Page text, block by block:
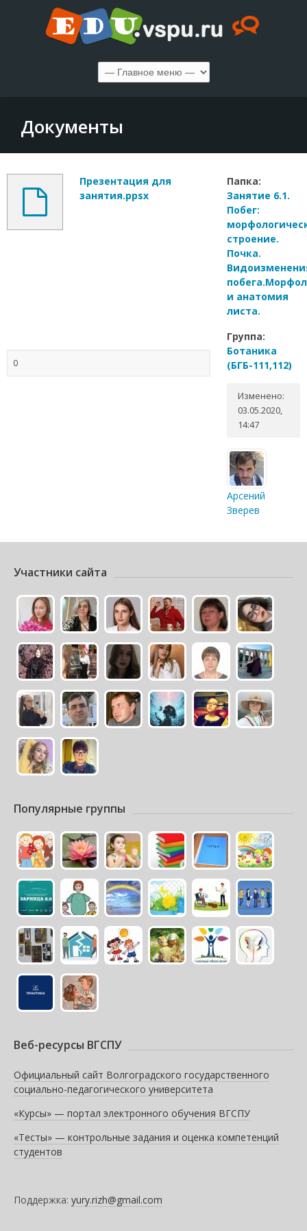
Документы
Презентация для
занятия.ppsx
0
Папка:
Занятие 6.1.
Побег:
строение.
Почка.
и анатомия
листа.
Группа:
Ботаника
(БГБ-111,112)
Изменено:
03.05.2020,
14:47
Арсений
Зверев
Участники сайта
Популярные группы
Веб-ресурсы ВГСПУ
Официальный сайт Волгоградского государственного
социально-педагогического университета
«Курсы» — портал электронного обучения ВГСПУ
«Тесты» — контрольные задания и оценка компетенций
студентов
Поддержка: yury.rizh@gmail.com